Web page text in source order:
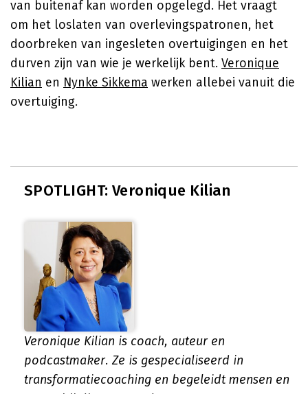
van buitenaf kan worden opgelegd. Het vraagt
om het loslaten van overlevingspatronen, het
doorbreken van ingesleten overtuigingen en het
durven zijn van wie je werkelijk bent. Veronique
Kilian en Nynke Sikkema werken allebei vanuit die
overtuiging.
SPOTLIGHT: Veronique Kilian
Veronique Kilian is coach, auteur en
podcastmaker. Ze is gespecialiseerd in
transformatiecoaching en begeleidt mensen en